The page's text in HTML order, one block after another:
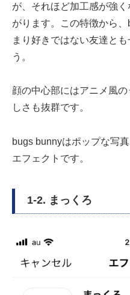
が、それほど加工感が強
がります。この特徴から
まり好きではない友達と
う。
顔の中心部にはアニメ風
しさも抜群です。
bugs bunnyはポップな写
エフェクトです。
1-2. まっくろ